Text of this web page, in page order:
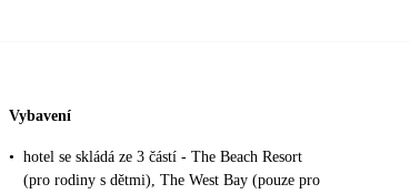
Vybavení
• hotel se skládá ze 3 částí - The Beach Resort
(pro rodiny s dětmi), The West Bay (pouze pro